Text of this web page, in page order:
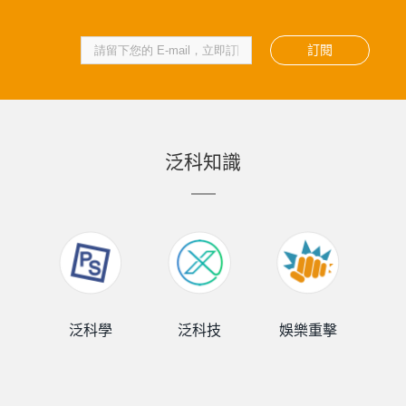
訂閱
泛科知識
泛科學 泛科技 娛樂重擊